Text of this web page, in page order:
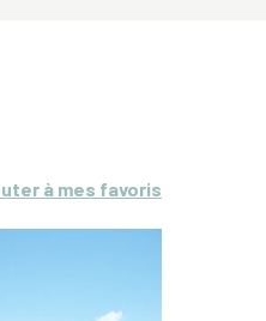
aux favoris
à mes favoris